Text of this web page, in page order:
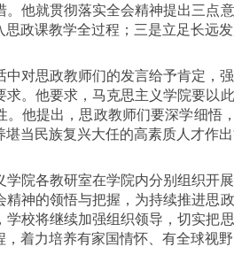
他就贯彻落实全会精神提出三点
政课教学全过程；三是立足长远发
对思政教师们的发言给予肯定，
。他要求，马克思主义学院要以
他提出，思政教师们要深学细悟
当民族复兴大任的高素质人才作出
学院各教研室在学院内分别组织开
神的领悟与把握，为持续推进思
校将继续加强组织领导，切实把
着力培养有家国情怀、有全球视